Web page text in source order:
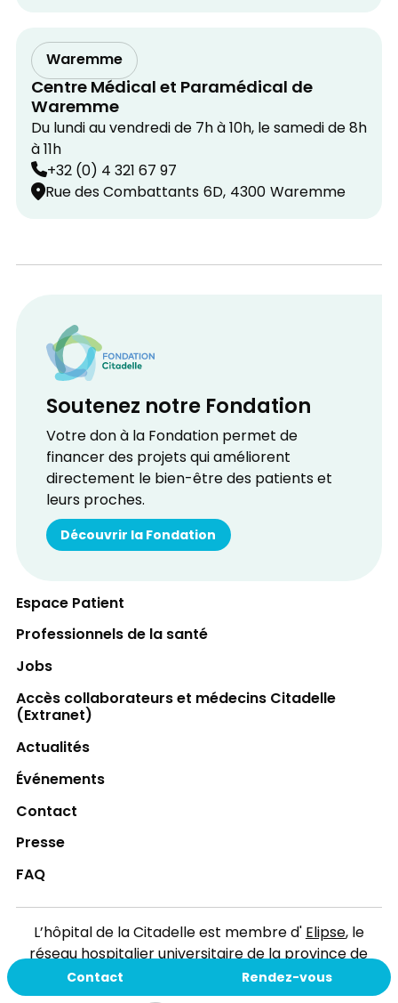
Contact Rendez-vous
Waremme
Centre Médical et Paramédical de
Waremme
Du lundi au vendredi de 7h à 10h, le samedi de 8h
à 11h
+32 (0) 4 321 67 97
Rue des Combattants 6D, 4300 Waremme
Soutenez notre Fondation
Votre don à la Fondation permet de
financer des projets qui améliorent
directement le bien-être des patients et
leurs proches.
Découvrir la Fondation
Espace Patient
Professionnels de la santé
Jobs
Accès collaborateurs et médecins Citadelle
(Extranet)
Actualités
Événements
Contact
Presse
FAQ
L’hôpital de la Citadelle est membre d'Elipse, le
réseau hospitalier universitaire de la province de